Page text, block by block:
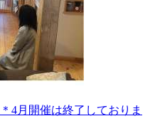
4月開催は終了しておりま